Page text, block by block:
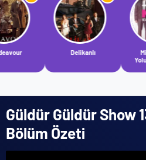
Yolundaymış Gibi
Güldür Güldür Show
Bölüm Özeti